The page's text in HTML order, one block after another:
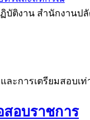
บัติงาน สำนักงานป
ะการเตรียมสอบเ
สอบราชการ